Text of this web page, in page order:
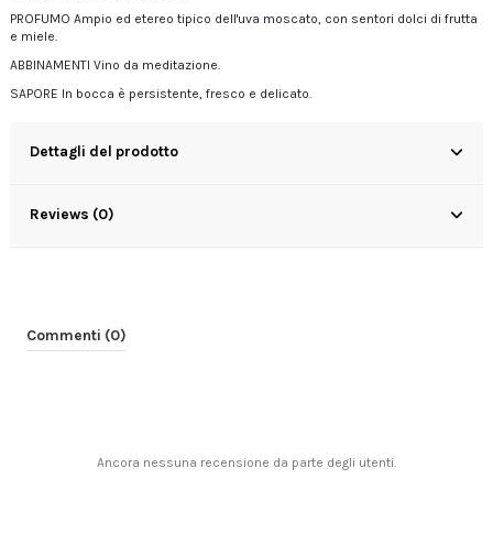
PROFUMO Ampio ed etereo tipico dell'uva moscato, con sentori dolci di frutta
e miele.
ABBINAMENTI Vino da meditazione.
SAPORE In bocca è persistente, fresco e delicato.
Dettagli del prodotto
Reviews (0)
Commenti (0)
Ancora nessuna recensione da parte degli utenti.